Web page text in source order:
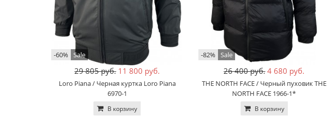
-60% Sale
29 805 руб. 11 800 руб.
Loro Piana / Черная куртка Loro Piana
6970-1
В корзину
-82% Sale
26 400 руб. 4 680 руб.
THE NORTH FACE / Черный пуховик THE
NORTH FACE 1966-1*
В корзину